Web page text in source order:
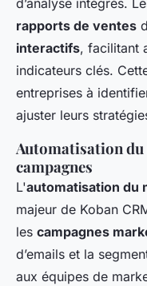
d’analyse intégrés.
rapports de ventes
interactifs, facilitant
indicateurs clés.
entreprises à
ajuster leurs
Automatisation du
campagnes
L'automatisation du
majeur de Koban
les campagnes
d’emails et la
aux équipes de